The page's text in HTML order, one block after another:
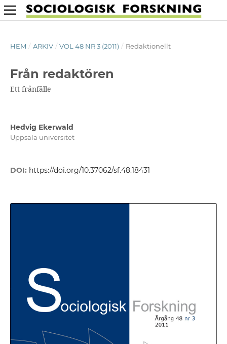
HEM / ARKIV / VOL 48 NR 3 (2011) / Redaktionellt
Från redaktören
Ett frånfälle
Hedvig Ekerwald
Uppsala universitet
DOI: https://doi.org/10.37062/sf.48.18431